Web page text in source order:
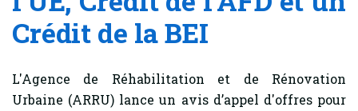
Crédit de la BEI
L'Agence de Réhabilitation et de Rénovation
Urbaine (ARRU) lance un avis d’appel d'offres pour